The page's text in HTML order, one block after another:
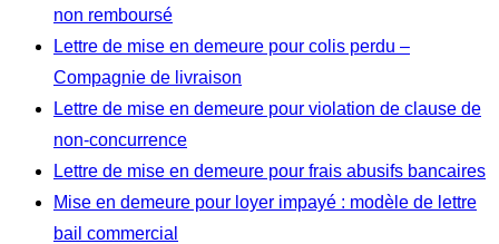
non remboursé
Lettre de mise en demeure pour colis perdu –
Compagnie de livraison
Lettre de mise en demeure pour violation de clause de
non-concurrence
Lettre de mise en demeure pour frais abusifs bancaires
Mise en demeure pour loyer impayé : modèle de lettre
bail commercial